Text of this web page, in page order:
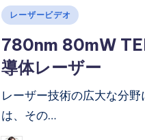
Posted
レーザービデオ
780nm 80mW
導体レーザー
レーザー技術の広大な分
は、その…